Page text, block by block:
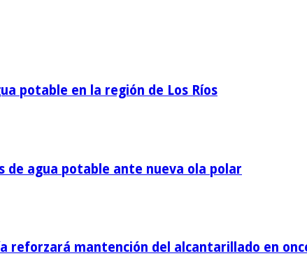
potable en la región de Los Ríos
de agua potable ante nueva ola polar
reforzará mantención del alcantarillado en